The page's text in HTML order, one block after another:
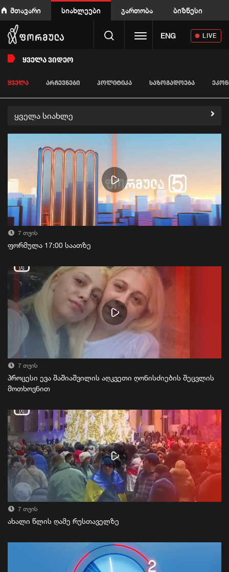
მთავარი სიახლეები გართობა ბიზნესი
Toggle navigation
ENG LIVE
ᲧᲕᲔᲚᲐ ᲕᲘᲓᲔᲝ
ᲧᲕᲔᲚᲐ ᲐᲠᲩᲔᲕᲜᲔᲑᲘ ᲞᲝᲚᲘᲢᲘᲙᲐ ᲡᲐᲖᲝᲒᲐᲓᲝᲔᲑᲐ
ყველა სიახლე
7 თვის
ფორმულა 17:00 საათზე
7 თვის
პროცესი ევა შაშიაშვილის აღკვეთი ღონისძიების შეცვლის
მოთხოვნით
7 თვის
ახალი წლის ღამე რუსთაველზე